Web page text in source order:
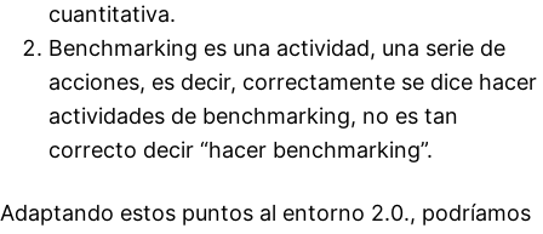
cuantitativa.
Benchmarking es una actividad, una serie de
acciones, es decir, correctamente se dice hacer
actividades de benchmarking, no es tan
correcto decir “hacer benchmarking”.
Adaptando estos puntos al entorno 2.0., podríamos